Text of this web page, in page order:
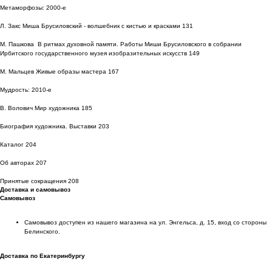
Метаморфозы: 2000-е
Л. Закс Миша Брусиловский - волшебник с кистью и красками 131
М. Пашкова В ритмах духовной памяти. Работы Миши Брусиловского в собрании
Ирбитского государственного музея изобразительных искусств 149
М. Мальцев Живые образы мастера 167
Мудрость: 2010-е
В. Волович Мир художника 185
Биография художника. Выставки 203
Каталог 204
Об авторах 207
Принятые сокращения 208
Доставка и самовывоз
Самовывоз
Самовывоз доступен из нашего магазина на ул. Энгельса, д. 15, вход со стороны
Белинского.
Доставка по Екатеринбургу